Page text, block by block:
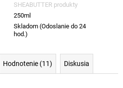
SHEABUTTER produkty
250ml
Skladom (Odoslanie do 24
hod.)
Hodnotenie (11) Diskusia